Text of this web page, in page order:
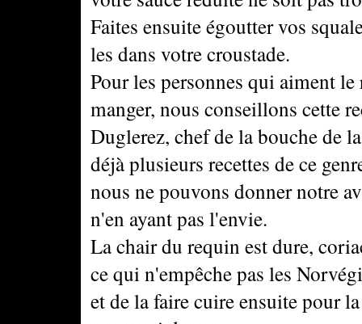
Faites ensuite égoutter vos
les dans votre croustade.
Pour les personnes qui aiment
manger, nous conseillons cette
Duglerez, chef de la bouche de
déjà plusieurs recettes de ce
nous ne pouvons donner notre
n'en ayant pas l'envie.
La chair du requin est dure,
ce qui n'empêche pas les
et de la faire cuire ensuite pour